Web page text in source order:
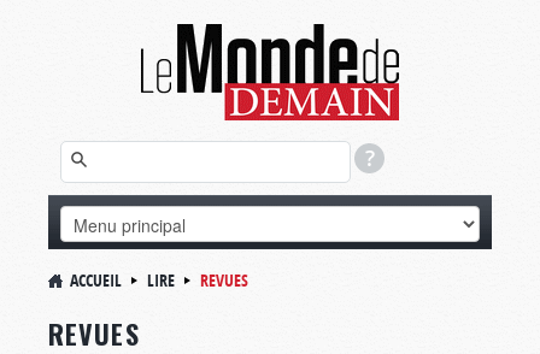
ACCUEIL LIRE REVUES
REVUES